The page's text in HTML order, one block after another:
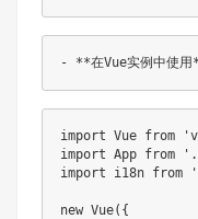
import Vue from
import App from
import i18n from
new Vue( {